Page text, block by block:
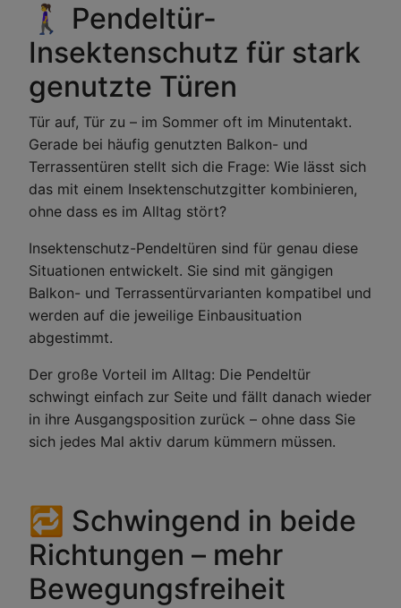
🚶‍♀️ Pendeltür-
Insektenschutz für stark
genutzte Türen
Tür auf, Tür zu – im Sommer oft im Minutentakt.
Gerade bei häufig genutzten Balkon- und
Terrassentüren stellt sich die Frage: Wie lässt sich
das mit einem Insektenschutzgitter kombinieren,
ohne dass es im Alltag stört?
Insektenschutz-Pendeltüren sind für genau diese
Situationen entwickelt. Sie sind mit gängigen
Balkon- und Terrassentürvarianten kompatibel und
werden auf die jeweilige Einbausituation
abgestimmt.
Der große Vorteil im Alltag: Die Pendeltür
schwingt einfach zur Seite und fällt danach wieder
in ihre Ausgangsposition zurück – ohne dass Sie
sich jedes Mal aktiv darum kümmern müssen.
🔁 Schwingend in beide
Richtungen – mehr
Bewegungsfreiheit